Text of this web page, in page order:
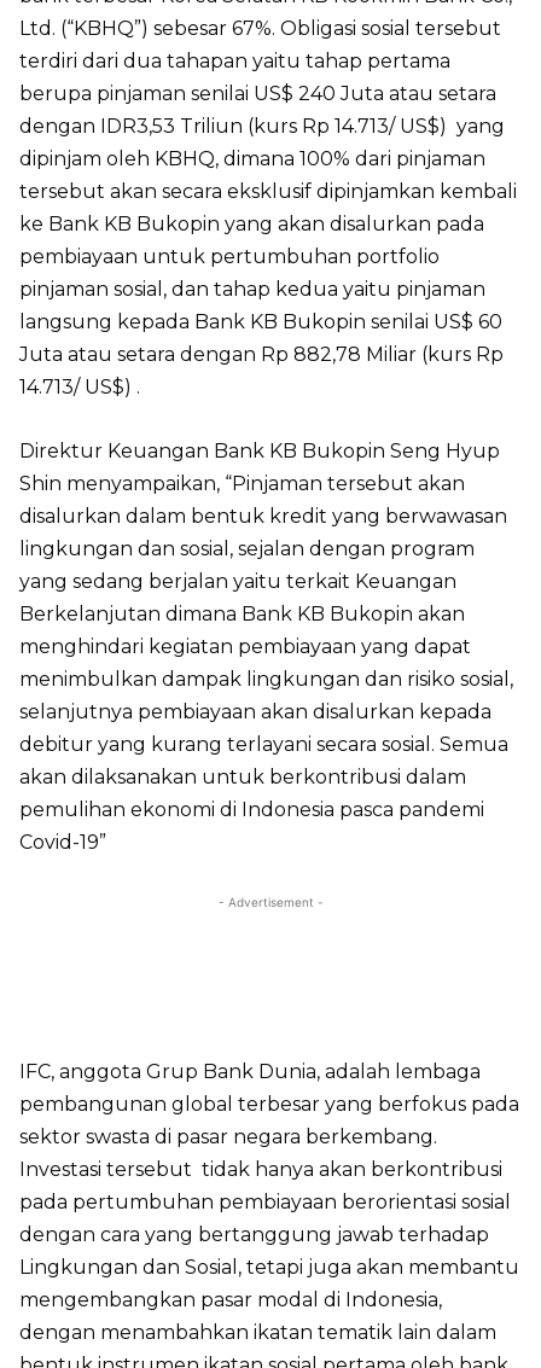
Ltd. (“KBHQ”) sebesar 67%. Obligasi sosial tersebut
terdiri dari dua tahapan yaitu tahap pertama
berupa pinjaman senilai US$ 240 Juta atau setara
dengan IDR3,53 Triliun (kurs Rp 14.713/ US$) yang
dipinjam oleh KBHQ, dimana 100% dari pinjaman
tersebut akan secara eksklusif dipinjamkan kembali
ke Bank KB Bukopin yang akan disalurkan pada
pembiayaan untuk pertumbuhan portfolio
pinjaman sosial, dan tahap kedua yaitu pinjaman
langsung kepada Bank KB Bukopin senilai US$ 60
Juta atau setara dengan Rp 882,78 Miliar (kurs Rp
14.713/ US$) .
Direktur Keuangan Bank KB Bukopin Seng Hyup
Shin menyampaikan, “Pinjaman tersebut akan
disalurkan dalam bentuk kredit yang berwawasan
lingkungan dan sosial, sejalan dengan program
yang sedang berjalan yaitu terkait Keuangan
Berkelanjutan dimana Bank KB Bukopin akan
menghindari kegiatan pembiayaan yang dapat
menimbulkan dampak lingkungan dan risiko sosial,
selanjutnya pembiayaan akan disalurkan kepada
debitur yang kurang terlayani secara sosial. Semua
akan dilaksanakan untuk berkontribusi dalam
pemulihan ekonomi di Indonesia pasca pandemi
Covid-19”
- Advertisement -
IFC, anggota Grup Bank Dunia, adalah lembaga
pembangunan global terbesar yang berfokus pada
sektor swasta di pasar negara berkembang.
Investasi tersebut tidak hanya akan berkontribusi
pada pertumbuhan pembiayaan berorientasi sosial
dengan cara yang bertanggung jawab terhadap
Lingkungan dan Sosial, tetapi juga akan membantu
mengembangkan pasar modal di Indonesia,
dengan menambahkan ikatan tematik lain dalam